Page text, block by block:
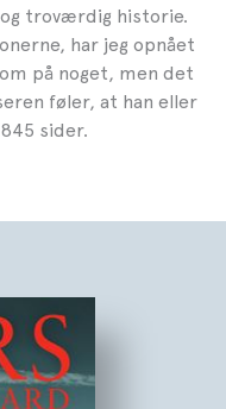
troværdig historie.
har jeg opnået
på noget, men det
føler, at han eller
sider.